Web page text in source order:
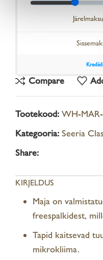
Compare
Tootekood: WH-
Kategooria: Seeria
Share:
KIRJELDUS
Maja on
freespalkidest,
Tapid kaitsevad
mikrokliima.